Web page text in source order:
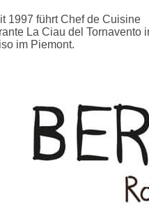
1997 führt Chef de Cuisine
La Ciau del Tornavento
im Piemont.